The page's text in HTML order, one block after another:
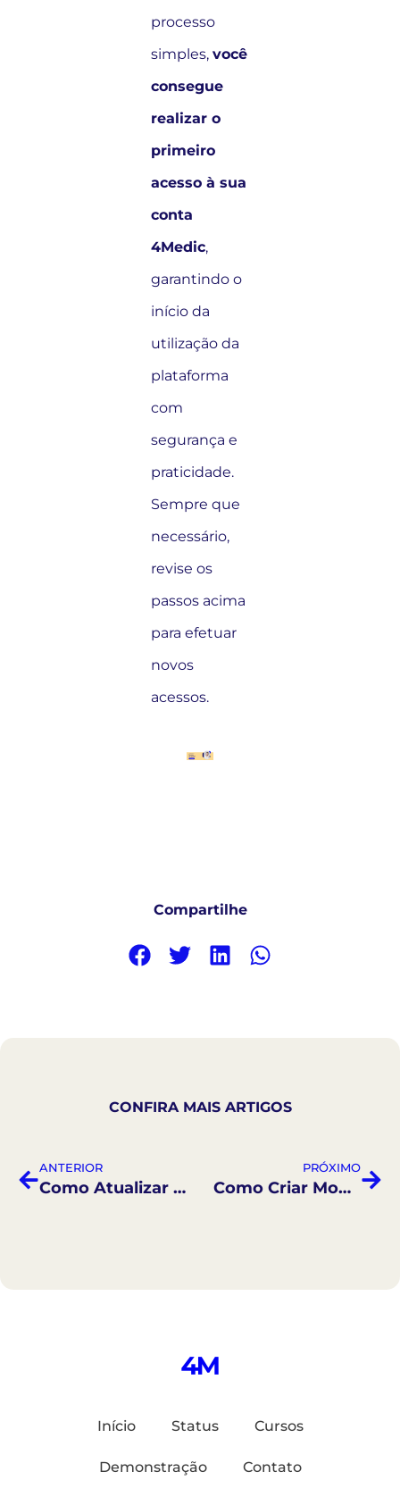
processo
simples,você
consegue
realizar o
primeiro
acesso à sua
conta
4Medic,
garantindo o
início da
utilização da
plataforma
com
segurança e
praticidade.
Sempre que
necessário,
revise os
passos acima
para efetuar
novos
acessos.
Compartilhe
CONFIRA MAIS ARTIGOS
ANTERIOR
Como Atualizar Dados Administrativos
PRÓXIMO
Como Criar Modelos de Documentos Clínicos
Início Status Cursos
Demonstração Contato